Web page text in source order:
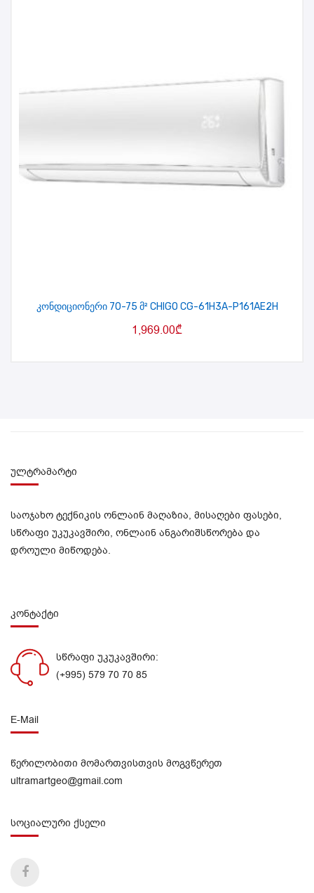
კონდიციონერი 70-75 მ² CHIGO CG-61H3A-P161AE2H
1,969.00₾
ულტრამარტი
საოჯახო ტექნიკის ონლაინ მაღაზია, მისაღები ფასები,
სწრაფი უკუკავშირი, ონლაინ ანგარიშსწორება და
დროული მიწოდება.
კონტაქტი
სწრაფი უკუკავშირი:
(+995) 579 70 70 85
E-Mail
წერილობითი მომართვისთვის მოგვწერეთ
ultramartgeo@gmail.com
სოციალური ქსელი